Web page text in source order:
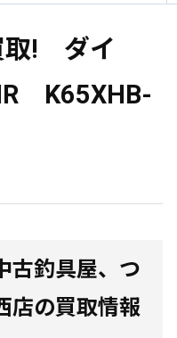
取! ダイ
K65XHB-
古釣具屋、つ
店の買取情報